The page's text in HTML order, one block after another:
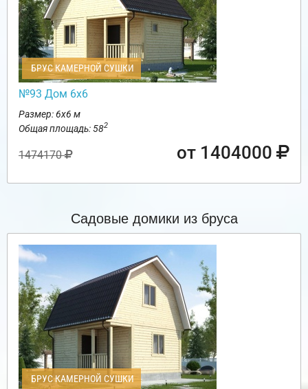
БРУС КАМЕРНОЙ СУШКИ
№93 Дом 6х6
Размер: 6х6 м
Общая площадь: 582
1474170 от 1404000
Садовые домики из бруса
БРУС КАМЕРНОЙ СУШКИ